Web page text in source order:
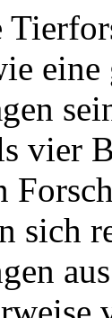
eine
vier
sich
der